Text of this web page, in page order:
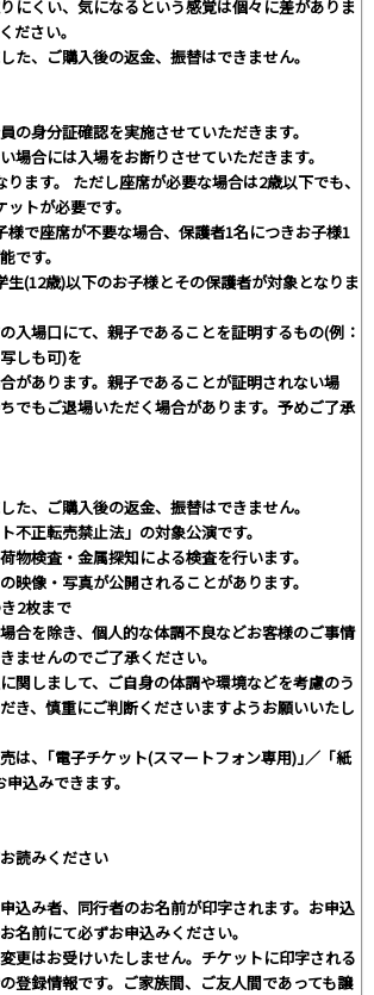
にくい、気になるという感覚は個々に差がありま
ださい。
た、ご購入後の返金、振替はできません。
の身分証確認を実施させていただきます。
場合には入場をお断りさせていただきます。
ます。 ただし座席が必要な場合は2歳以下でも、
トが必要です。
様で座席が不要な場合、保護者1名につきお子様1
です。
(12歳)以下のお子様とその保護者が対象となりま
入場口にて、親子であることを証明するもの(例：
しも可)を
があります。親子であることが証明されない場
でもご退場いただく場合があります。予めご了承
た、ご購入後の返金、振替はできません。
不正転売禁止法」の対象公演です。
物検査・金属探知による検査を行います。
映像・写真が公開されることがあります。
2枚まで
合を除き、個人的な体調不良などお客様のご事情
ませんのでご了承ください。
関しまして、ご自身の体調や環境などを考慮のう
き、慎重にご判断くださいますようお願いいたし
は、｢電子チケット(スマートフォン専用)｣／「紙
込みできます。
読みください
込み者、同行者のお名前が印字されます。お申込
名前にて必ずお申込みください。
更はお受けいたしません。チケットに印字される
登録情報です。ご家族間、ご友人間であっても譲